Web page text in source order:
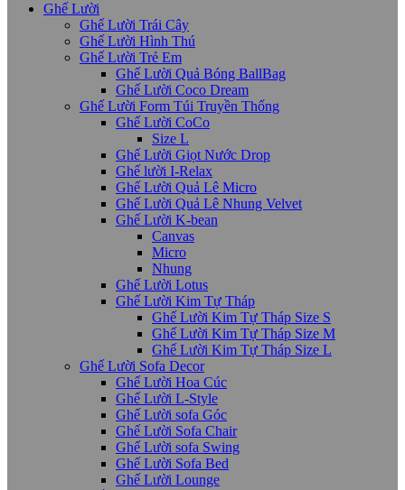
Ghế Lười
Ghế Lười Trái Cây
Ghế Lười Hình Thú
Ghế Lười Trẻ Em
Ghế Lười Quả Bóng BallBag
Ghế Lười Coco Dream
Ghế Lười Form Túi Truyền Thống
Ghế Lười CoCo
Size L
Ghế Lười Giọt Nước Drop
Ghế lười I-Relax
Ghế Lười Quả Lê Micro
Ghế Lười Quả Lê Nhung Velvet
Ghế Lười K-bean
Canvas
Micro
Nhung
Ghế Lười Lotus
Ghế Lười Kim Tự Tháp
Ghế Lười Kim Tự Tháp Size S
Ghế Lười Kim Tự Tháp Size M
Ghế Lười Kim Tự Tháp Size L
Ghế Lười Sofa Decor
Ghế Lười Hoa Cúc
Ghế Lười L-Style
Ghế Lười sofa Góc
Ghế Lười Sofa Chair
Ghế Lười sofa Swing
Ghế Lười Sofa Bed
Ghế Lười Lounge